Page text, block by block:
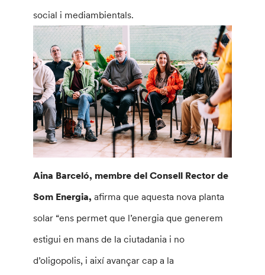
social i mediambientals.
Aina Barceló, membre del Consell Rector de
Som Energia, afirma que aquesta nova planta
solar “ens permet que l’energia que generem
estigui en mans de la ciutadania i no
d’oligopolis, i així avançar cap a la